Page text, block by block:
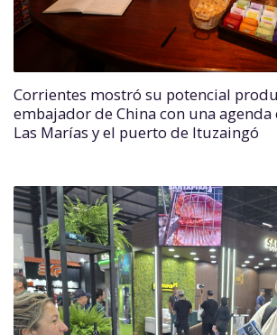
Corrientes mostró su potencial
embajador de China con una
Las Marías y el puerto de Ituzaingó